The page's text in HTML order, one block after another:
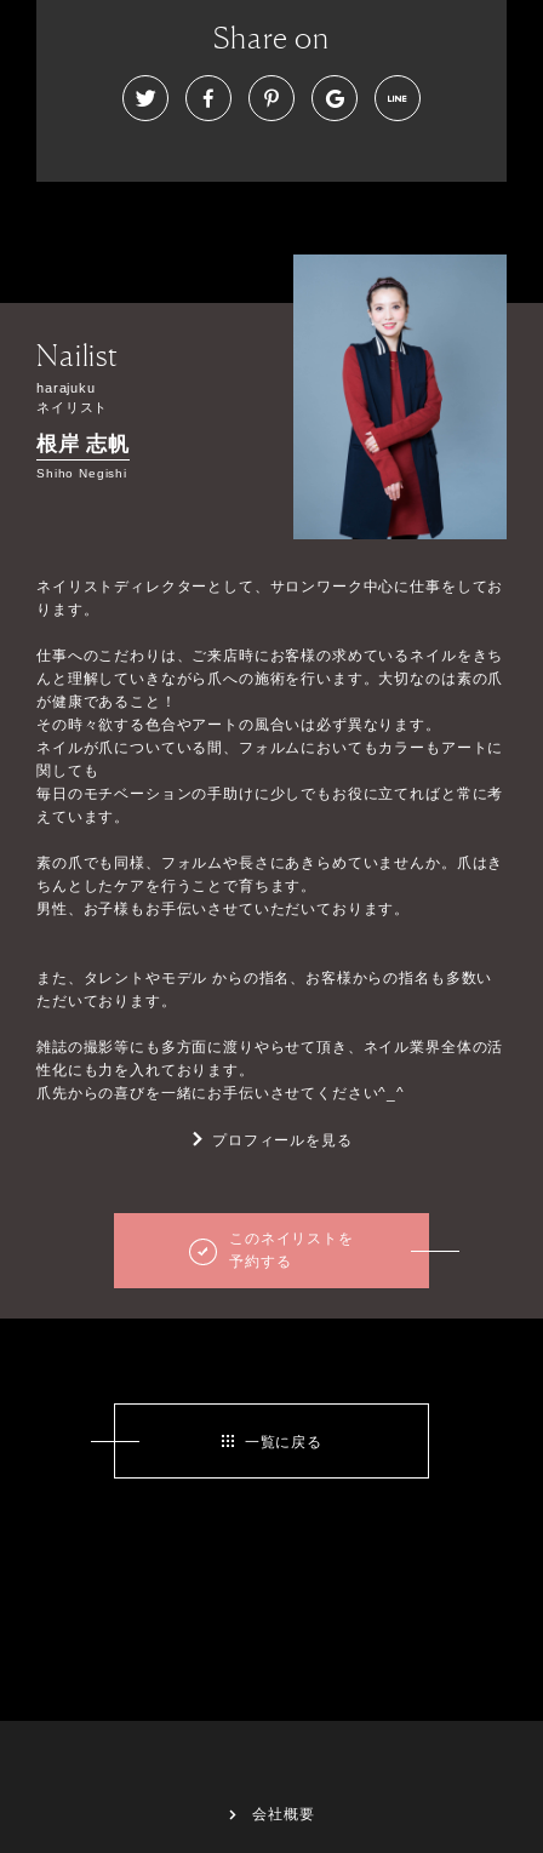
Share on
Nailist
harajuku
ネイリスト
根岸 志帆
Shiho Negishi
ネイリストディレクターとして、サロンワーク中心に仕事をしてお
ります。
仕事へのこだわりは、ご来店時にお客様の求めているネイルをきち
んと理解していきながら爪への施術を行います。大切なのは素の爪
が健康であること！
その時々欲する色合やアートの風合いは必ず異なります。
ネイルが爪についている間、フォルムにおいてもカラーもアートに
関しても
毎日のモチベーションの手助けに少しでもお役に立てればと常に考
えています。
素の爪でも同様、フォルムや長さにあきらめていませんか。爪はき
ちんとしたケアを行うことで育ちます。
男性、お子様もお手伝いさせていただいております。
また、タレントやモデル からの指名、お客様からの指名も多数い
ただいております。
雑誌の撮影等にも多方面に渡りやらせて頂き、ネイル業界全体の活
性化にも力を入れております。
爪先からの喜びを一緒にお手伝いさせてください^_^
プロフィールを見る
このネイリストを
予約する
一覧に戻る
会社概要